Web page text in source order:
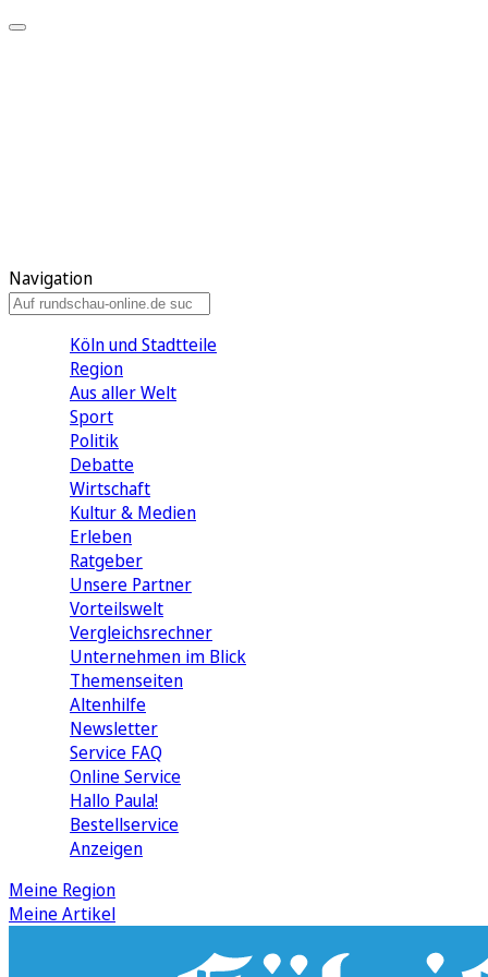
Navigation
Köln und Stadtteile
Region
Aus aller Welt
Sport
Politik
Debatte
Wirtschaft
Kultur & Medien
Erleben
Ratgeber
Unsere Partner
Vorteilswelt
Vergleichsrechner
Unternehmen im Blick
Themenseiten
Altenhilfe
Newsletter
Service FAQ
Online Service
Hallo Paula!
Bestellservice
Anzeigen
Meine Region
Meine Artikel